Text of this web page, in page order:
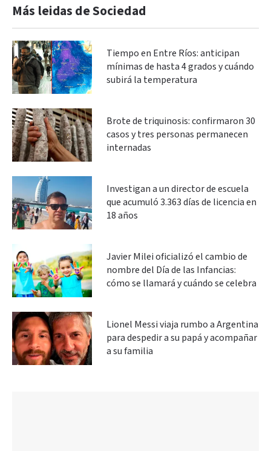
Más leidas de Sociedad
Tiempo en Entre Ríos: anticipan
mínimas de hasta 4 grados y cuándo
subirá la temperatura
Brote de triquinosis: confirmaron 30
casos y tres personas permanecen
internadas
Investigan a un director de escuela
que acumuló 3.363 días de licencia en
18 años
Javier Milei oficializó el cambio de
nombre del Día de las Infancias:
cómo se llamará y cuándo se celebra
Lionel Messi viaja rumbo a Argentina
para despedir a su papá y acompañar
a su familia